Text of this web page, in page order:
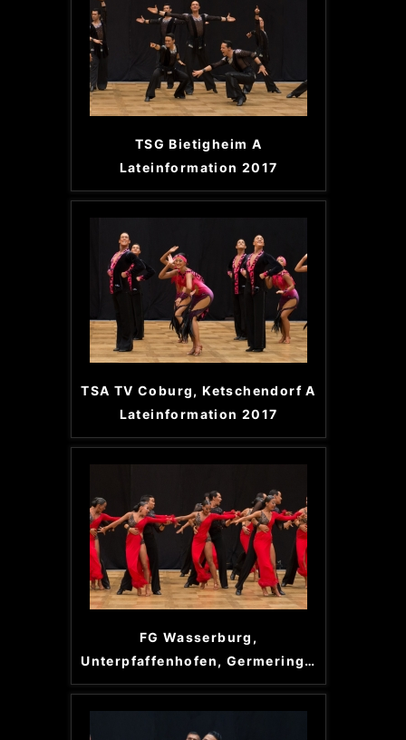
TSG Bietigheim A
Lateinformation 2017
TSA TV Coburg, Ketschendorf A
Lateinformation 2017
FG Wasserburg,
Unterpfaffenhofen, Germering…